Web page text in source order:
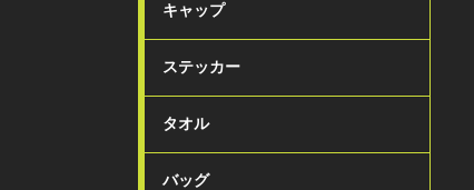
キャップ
ステッカー
タオル
バッグ